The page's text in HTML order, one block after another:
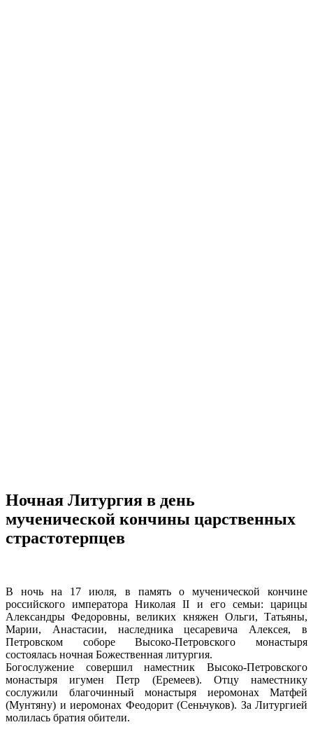
Ночная Литургия в день
мученической кончины царственных
страстотерпцев
В ночь на 17 июля, в память о мученической кончине
российского императора Николая II и его семьи: царицы
Александры Федоровны, великих княжен Ольги, Татьяны,
Марии, Анастасии, наследника цесаревича Алексея, в
Петровском соборе Высоко-Петровского монастыря
состоялась ночная Божественная литургия.
Богослужение совершил наместник Высоко-Петровского
монастыря игумен Петр (Еремеев). Отцу наместнику
сослужили благочинный монастыря иеромонах Матфей
(Мунтяну) и иеромонах Феодорит (Сеньчуков). За Литургией
молилась братия обители.